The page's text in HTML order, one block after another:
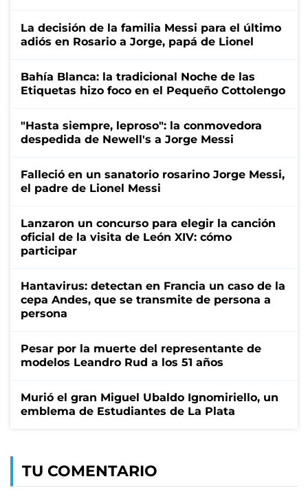
La decisión de la familia Messi para el último
adiós en Rosario a Jorge, papá de Lionel
Bahía Blanca: la tradicional Noche de las
Etiquetas hizo foco en el Pequeño Cottolengo
"Hasta siempre, leproso": la conmovedora
despedida de Newell's a Jorge Messi
Falleció en un sanatorio rosarino Jorge Messi,
el padre de Lionel Messi
Lanzaron un concurso para elegir la canción
oficial de la visita de León XIV: cómo
participar
Hantavirus: detectan en Francia un caso de la
cepa Andes, que se transmite de persona a
persona
Pesar por la muerte del representante de
modelos Leandro Rud a los 51 años
Murió el gran Miguel Ubaldo Ignomiriello, un
emblema de Estudiantes de La Plata
TU COMENTARIO